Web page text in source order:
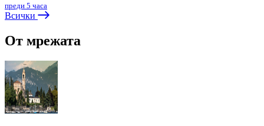
преди 5 часа
Всички
От мрежата